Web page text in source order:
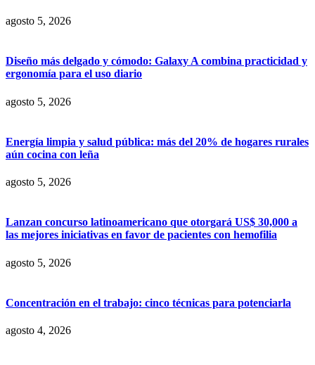
agosto 5, 2026
Diseño más delgado y cómodo: Galaxy A combina practicidad y
ergonomía para el uso diario
agosto 5, 2026
Energía limpia y salud pública: más del 20% de hogares rurales
aún cocina con leña
agosto 5, 2026
Lanzan concurso latinoamericano que otorgará US$ 30,000 a
las mejores iniciativas en favor de pacientes con hemofilia
agosto 5, 2026
Concentración en el trabajo: cinco técnicas para potenciarla
agosto 4, 2026